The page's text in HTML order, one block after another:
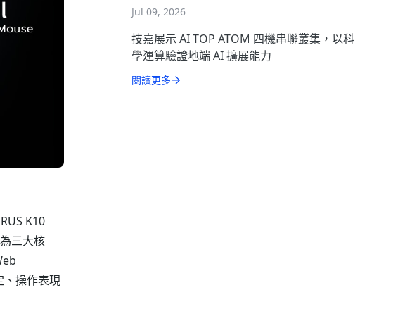
K10
三大核
、操作表現
Jul 09, 2026
技嘉展示 AI TOP ATOM 四機串聯叢集，以科
學運算驗證地端 AI 擴展能力
閱讀更多